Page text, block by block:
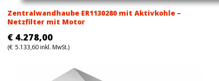
Zentralwandhaube ER1130280 mit Aktivkohle –
Netzfilter mit Motor
€ 4.278,00
(€ 5.133,60inkl. MwSt.)